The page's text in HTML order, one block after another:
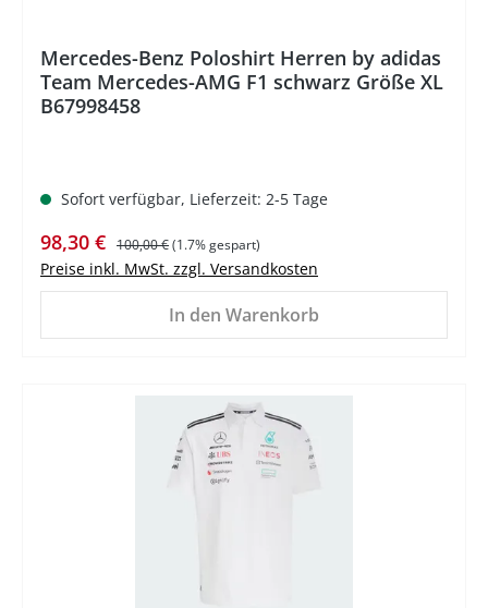
Mercedes-Benz Poloshirt Herren by adidas
Team Mercedes-AMG F1 schwarz Größe XL
B67998458
Sofort verfügbar, Lieferzeit: 2-5 Tage
Verkaufspreis:
98,30 € Regulärer Preis:
100,00 €(1.7% gespart)
Preise inkl. MwSt. zzgl. Versandkosten
In den Warenkorb